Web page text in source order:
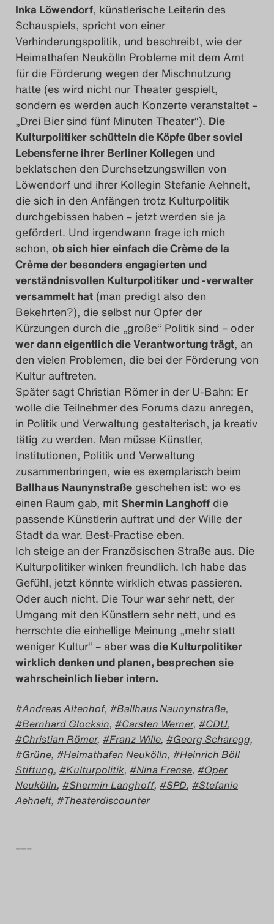
Inka Löwendorf, künstlerische Leiterin des
Schauspiels, spricht von einer
Verhinderungspolitik, und beschreibt, wie der
Heimathafen Neukölln Probleme mit dem Amt
für die Förderung wegen der Mischnutzung
hatte (es wird nicht nur Theater gespielt,
sondern es werden auch Konzerte veranstaltet –
„Drei Bier sind fünf Minuten Theater“). Die
Kulturpolitiker schütteln die Köpfe über soviel
Lebensferne ihrer Berliner Kollegen und
beklatschen den Durchsetzungswillen von
Löwendorf und ihrer Kollegin Stefanie Aehnelt,
die sich in den Anfängen trotz Kulturpolitik
durchgebissen haben – jetzt werden sie ja
gefördert. Und irgendwann frage ich mich
schon, ob sich hier einfach die Crème de la
Crème der besonders engagierten und
verständnisvollen Kulturpolitiker und -verwalter
versammelt hat (man predigt also den
Bekehrten?), die selbst nur Opfer der
Kürzungen durch die „große“ Politik sind – oder
wer dann eigentlich die Verantwortung trägt, an
den vielen Problemen, die bei der Förderung von
Kultur auftreten.
Später sagt Christian Römer in der U-Bahn: Er
wolle die Teilnehmer des Forums dazu anregen,
in Politik und Verwaltung gestalterisch, ja kreativ
tätig zu werden. Man müsse Künstler,
Institutionen, Politik und Verwaltung
zusammenbringen, wie es exemplarisch beim
Ballhaus Naunynstraße geschehen ist: wo es
einen Raum gab, mitShermin Langhoff die
passende Künstlerin auftrat und der Wille der
Stadt da war. Best-Practise eben.
Ich steige an der Französischen Straße aus. Die
Kulturpolitiker winken freundlich. Ich habe das
Gefühl, jetzt könnte wirklich etwas passieren.
Oder auch nicht. Die Tour war sehr nett, der
Umgang mit den Künstlern sehr nett, und es
herrschte die einhellige Meinung „mehr statt
weniger Kultur“ – aberwas die Kulturpolitiker
wirklich denken und planen, besprechen sie
wahrscheinlich lieber intern.
Andreas Altenhof, Ballhaus Naunynstraße,
Bernhard Glocksin, Carsten Werner, CDU,
Christian Römer, Franz Wille, Georg Scharegg,
Grüne, Heimathafen Neukölln,
Heinrich Böll
Stiftung, Kulturpolitik, Nina Frense,
Oper
Neukölln, Shermin Langhoff, SPD,
Stefanie
Aehnelt, Theaterdiscounter
–––